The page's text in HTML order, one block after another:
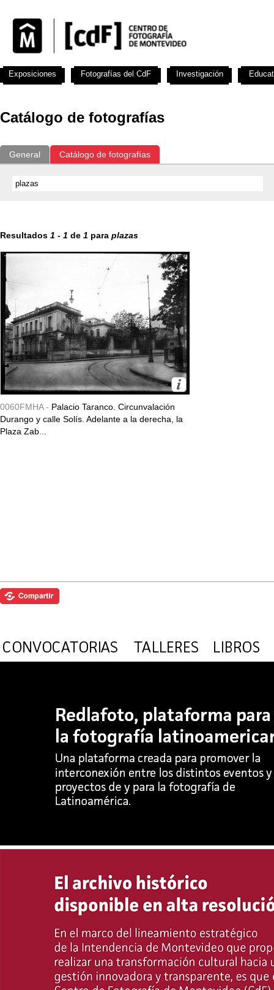
Catálogo de fotografías
General Catálogo de fotografías
Resultados 1 - 1 de 1 para plazas
0060FMHA - Palacio Taranco. Circunvalación
Durango y calle Solís. Adelante a la derecha, la
Plaza Zab...
Exposiciones Fotografías del CdF Investigación